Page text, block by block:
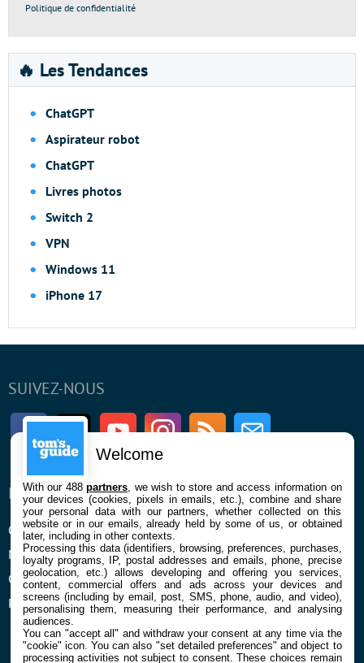
Politique de confidentialité
🔥 Les Tendances
ChatGPT
Aspirateur robot
ChatGPT
Livres photos
Switch 2
VPN
Windows 11
iPhone 17
SUIVEZ-NOUS
FacebookTwitter Youtube InstagramRSS Newsletter
ENTREPRISE
Qui sommes nous
Mentions légales et CGU
Confidentialité et Cookies
Préférences cookies
À PROPOS
La rédaction
Contact
Welcome
With our 488partners , we wish to store and access information on
your devices (cookies, pixels in emails, etc.), combine and share
your personal data with our partners, whether collected on this
website or in our emails, already held by some of us, or obtained
later, including in other contexts.
Processing this data (identifiers, browsing, preferences, purchases,
loyalty programs, IP, postal addresses and emails, phone, precise
geolocation, etc.) allows developing and offering you services,
content, commercial offers and ads across your devices and
screens (including by email, post, SMS, phone, audio, and video),
personalising them, measuring their performance, and analysing
audiences.
You can "accept all" and withdraw your consent at any time via the
"cookie" icon. You can also "set detailed preferences" and object to
processing activities not subject to consent. These choices remain